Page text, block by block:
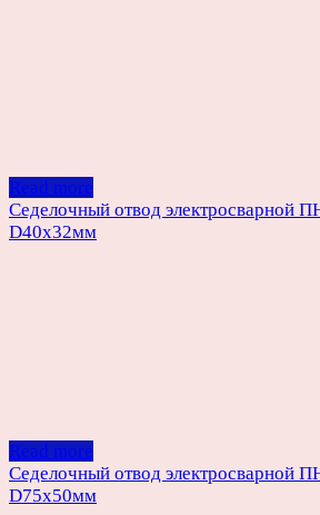
Read more
Седелочный отвод электросварной
D40х32мм
Read more
Седелочный отвод электросварной
D75х50мм